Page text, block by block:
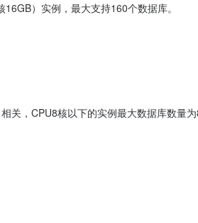
）实例，最大支持160个数据库。
关，CPU8核以下的实例最大数据库数量